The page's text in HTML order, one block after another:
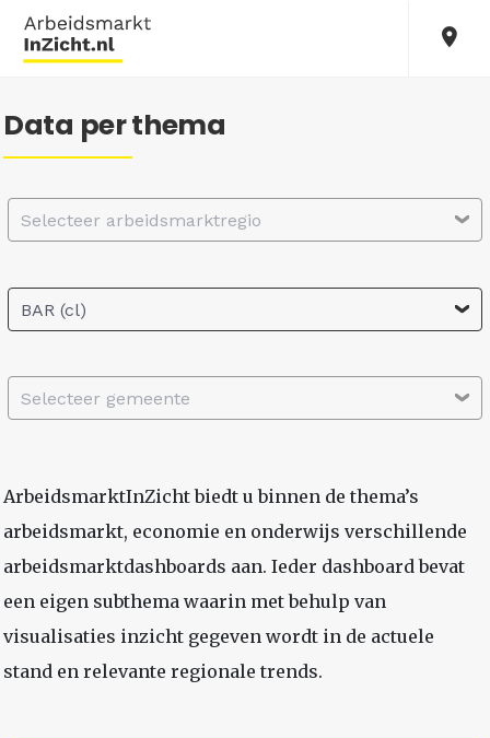
Data per thema
Selecteer arbeidsmarktregio
BAR (cl)
Selecteer gemeente
ArbeidsmarktInZicht biedt u binnen de thema’s
arbeidsmarkt, economie en onderwijs verschillende
arbeidsmarktdashboards aan. Ieder dashboard bevat
een eigen subthema waarin met behulp van
visualisaties inzicht gegeven wordt in de actuele
stand en relevante regionale trends.